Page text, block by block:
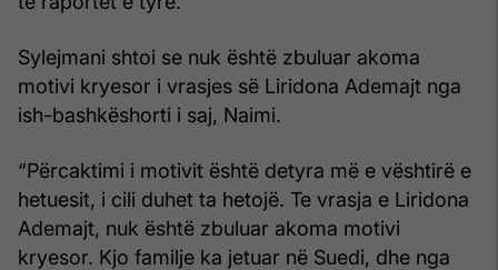
Sylejmani shtoi se nuk është zbuluar akoma
motivi kryesor i vrasjes së Liridona Ademajt nga
ish-bashkëshorti i saj, Naimi.
“Përcaktimi i motivit është detyra më e vështirë e
hetuesit, i cili duhet ta hetojë. Te vrasja e Liridona
Ademajt, nuk është zbuluar akoma motivi
kryesor. Kjo familje ka jetuar në Suedi, dhe nga